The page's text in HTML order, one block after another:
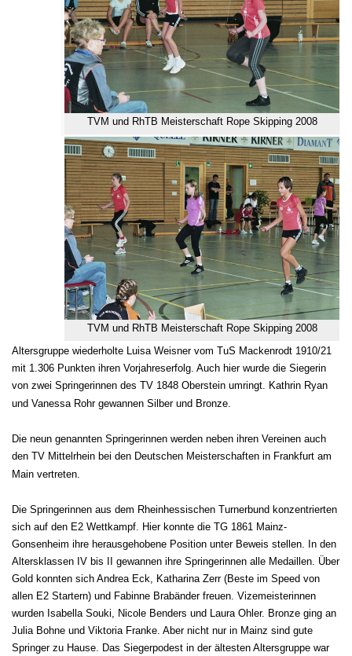
TVM und RhTB Meisterschaft Rope Skipping 2008
TVM und RhTB Meisterschaft Rope Skipping 2008
Altersgruppe wiederholte Luisa Weisner vom TuS Mackenrodt 1910/21
mit 1.306 Punkten ihren Vorjahreserfolg. Auch hier wurde die Siegerin
von zwei Springerinnen des TV 1848 Oberstein umringt. Kathrin Ryan
und Vanessa Rohr gewannen Silber und Bronze.
Die neun genannten Springerinnen werden neben ihren Vereinen auch
den TV Mittelrhein bei den Deutschen Meisterschaften in Frankfurt am
Main vertreten.
Die Springerinnen aus dem Rheinhessischen Turnerbund konzentrierten
sich auf den E2 Wettkampf. Hier konnte die TG 1861 Mainz-
Gonsenheim ihre herausgehobene Position unter Beweis stellen. In den
Altersklassen IV bis II gewannen ihre Springerinnen alle Medaillen. Über
Gold konnten sich Andrea Eck, Katharina Zerr (Beste im Speed von
allen E2 Startern) und Fabinne Brabänder freuen. Vizemeisterinnen
wurden Isabella Souki, Nicole Benders und Laura Ohler. Bronze ging an
Julia Bohne und Viktoria Franke. Aber nicht nur in Mainz sind gute
Springer zu Hause. Das Siegerpodest in der ältesten Altersgruppe war